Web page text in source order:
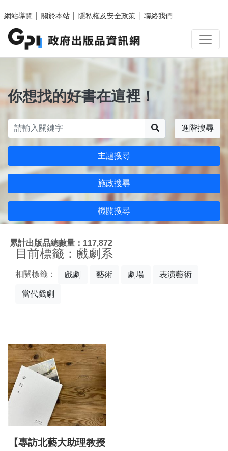
網站導覽
關於本站 隱私權及安全政策 聯絡我們
你想找的好書在這裡！
進階搜尋
主題搜尋
施政搜尋
機關搜尋
累計出版品總數量：117,872
目前標籤：戲劇系
相關標籤： 戲劇 藝術 劇場 表演藝術
當代戲劇
【專訪北藝大助理教授